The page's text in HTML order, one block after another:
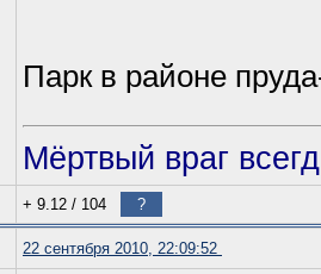
Парк в районе
Мёртвый враг
+ 9.12 / 104 ?
22 сентября 2010, 22:09:52